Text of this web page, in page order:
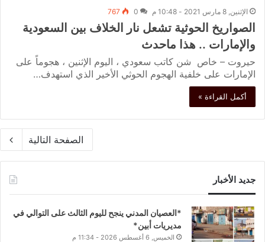
الإثنين, 8 مارس 2021 - 10:48 م 0
767
الصواريخ الحوثية تشعل نار الخلاف بين السعودية
والإمارات .. هذا ماحدث
حيروت – خاص شن كاتب سعودي ، اليوم الإثنين ، هجوماً على
الإمارات على خلفية الهجوم الحوثي الأخير الذي استهدف…
أكمل القراءة »
الصفحة التالية
جديد الأخبار
*العصيان المدني ينجح لليوم الثالث على التوالي في
مديريات أبين*
الخميس, 6 أغسطس 2026 - 11:34 م